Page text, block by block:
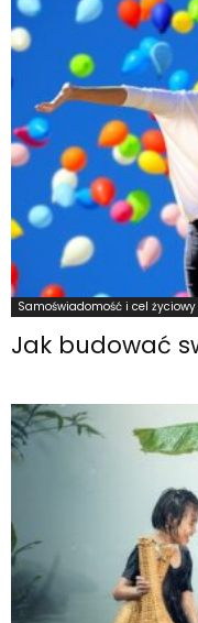
Samoświadomość i cel życiowy
Jak budować